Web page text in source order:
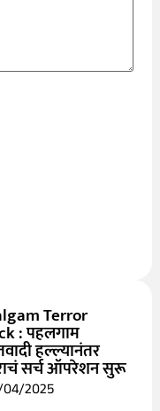
Terror
: पहलगाम
हल्ल्यानंतर
सर्च ऑपरेशन सुरू
2025